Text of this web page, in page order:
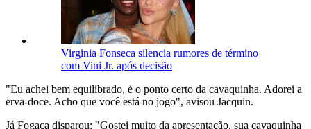
Virginia Fonseca silencia rumores de término
com Vini Jr. após decisão
"Eu achei bem equilibrado, é o ponto certo da cavaquinha. Adorei a
erva-doce. Acho que você está no jogo", avisou Jacquin.
Já Fogaça disparou: "Gostei muito da apresentação, sua cavaquinha